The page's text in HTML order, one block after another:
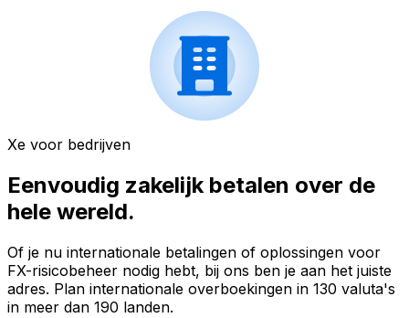
Xe voor bedrijven
Eenvoudig zakelijk betalen over de
hele wereld.
Of je nu internationale betalingen of oplossingen voor
FX-risicobeheer nodig hebt, bij ons ben je aan het juiste
adres. Plan internationale overboekingen in 130 valuta's
in meer dan 190 landen.